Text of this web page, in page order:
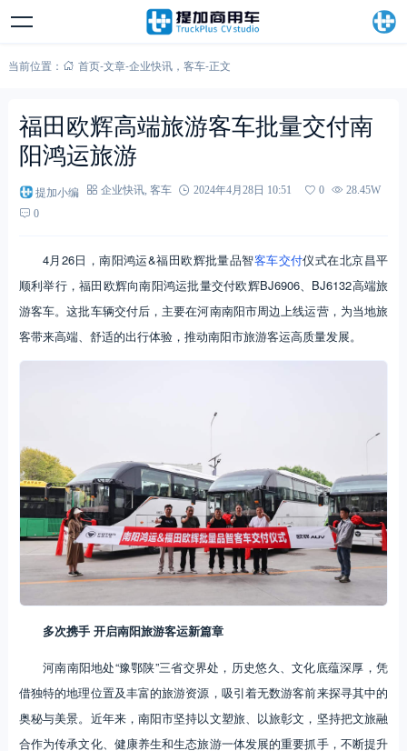
当前位置： 首页-文章-企业快讯， 客车-正文
福田欧辉高端旅游客车批量交付南
阳鸿运旅游
提加小编 企业快讯, 客车 2024年4月28日 10:51 0
28.45W
0
4月26日，南阳鸿运&福田欧辉批量品智客车交付仪式在北京昌平
顺利举行，福田欧辉向南阳鸿运批量交付欧辉BJ6906、BJ6132高端旅
游客车。这批车辆交付后，主要在河南南阳市周边上线运营，为当地旅
客带来高端、舒适的出行体验，推动南阳市旅游客运高质量发展。
多次携手 开启南阳旅游客运新篇章
河南南阳地处“豫鄂陕”三省交界处，历史悠久、文化底蕴深厚，凭
借独特的地理位置及丰富的旅游资源，吸引着无数游客前来探寻其中的
奥秘与美景。近年来，南阳市坚持以文塑旅、以旅彰文，坚持把文旅融
合作为传承文化、健康养生和生态旅游一体发展的重要抓手，不断提升